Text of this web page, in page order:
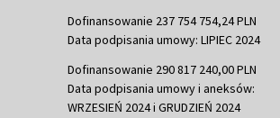
Dofinansowanie 237 754 754,24 PLN
Data podpisania umowy: LIPIEC 2024
Dofinansowanie 290 817 240,00 PLN
Data podpisania umowy i aneksów:
WRZESIEŃ 2024 i GRUDZIEŃ 2024